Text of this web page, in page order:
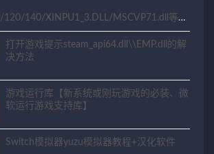
120/140/XINPU1_3.DLL/MSCVP71.dll等相
打开游戏提示steam_api64.dll\\EMP.dll的解
决方法
游戏运行库【新系统或刚玩游戏的必装、微
软运行游戏支持库】
Switch模拟器yuzu模拟器教程+汉化软件